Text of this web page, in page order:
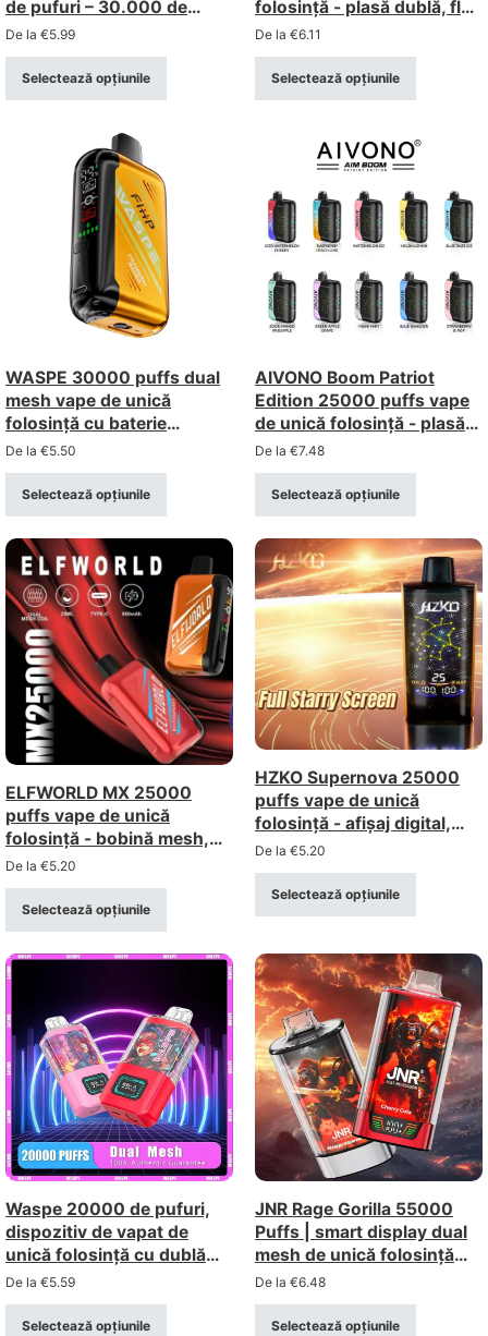
de pufuri – 30.000 de
pufuri (concentrație
2%/5%)
De la €5.99
Selectează opțiunile
folosință - plasă dublă, flux
de aer reglabil, afișaj digital
De la €6.11
Selectează opțiunile
WASPE 30000 puffs dual
mesh vape de unică
folosință cu baterie
reîncărcabilă 850mah
De la €5.50
Selectează opțiunile
AIVONO Boom Patriot
Edition 25000 puffs vape
de unică folosință - plasă
dublă cu afișaj LCD
De la €7.48
Selectează opțiunile
ELFWORLD MX 25000
puffs vape de unică
folosință - bobină mesh,
afișaj digital, flux de aer
reglabil
De la €5.20
Selectează opțiunile
HZKO Supernova 25000
puffs vape de unică
folosință - afișaj digital,
flux de aer reglabil, bobină
mesh
De la €5.20
Selectează opțiunile
Waspe 20000 de pufuri,
dispozitiv de vapat de
unică folosință cu dublă
plasă – reîncărcabil, cu
ecran LCD (intensitate 0-
5%)
De la €5.59
Selectează opțiunile
JNR Rage Gorilla 55000
Puffs | smart display dual
mesh de unică folosință
vape
De la €6.48
Selectează opțiunile